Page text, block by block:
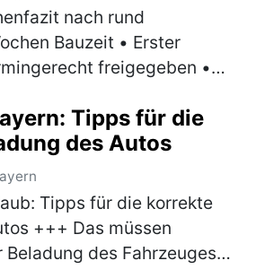
nach rund
Bauzeit • Erster
freigegeben •
stabilisiert •
erneue…(mehr)
Tipps für die
des Autos
Tipps für die korrekte
+++ Das müssen
Beladung des Fahrzeuges